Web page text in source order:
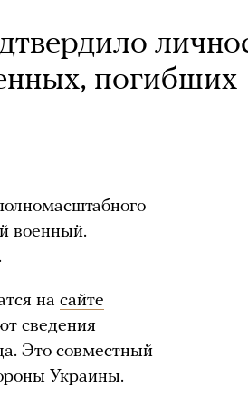
погибших
военный.
на сайте
сведения
Это совместный
Украины.